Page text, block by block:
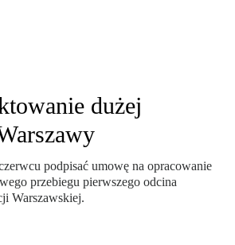
dużej
podpisać umowę na opracowanie
przebiegu pierwszego odcina
Warszawskiej.